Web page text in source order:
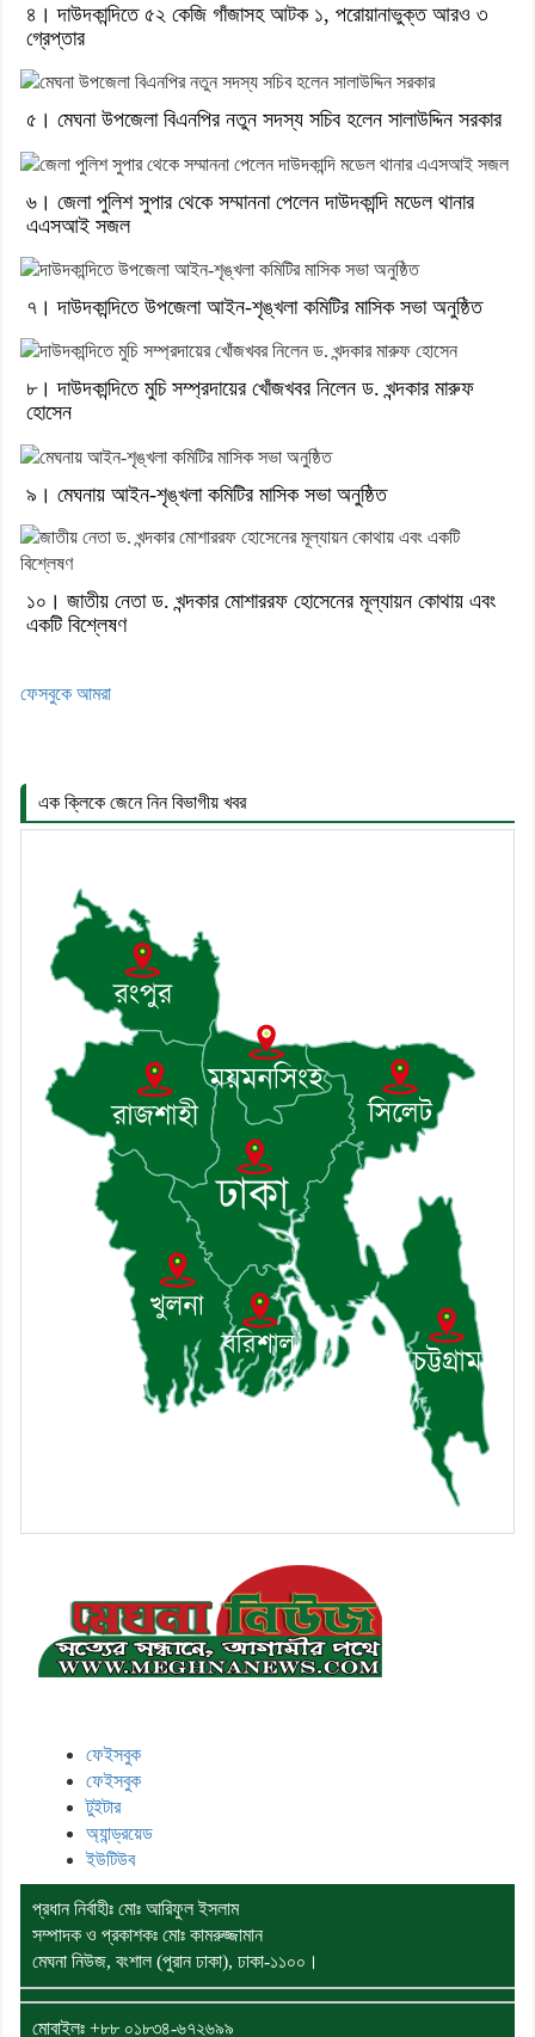
৪। দাউদকান্দিতে ৫২ কেজি গাঁজাসহ আটক ১, পরোয়ানাভুক্ত আরও ৩
গ্রেপ্তার
৫। মেঘনা উপজেলা বিএনপির নতুন সদস্য সচিব হলেন সালাউদ্দিন সরকার
৬। জেলা পুলিশ সুপার থেকে সম্মাননা পেলেন দাউদকান্দি মডেল থানার
এএসআই সজল
৭। দাউদকান্দিতে উপজেলা আইন-শৃঙ্খলা কমিটির মাসিক সভা অনুষ্ঠিত
৮। দাউদকান্দিতে মুচি সম্প্রদায়ের খোঁজখবর নিলেন ড. খন্দকার মারুফ
হোসেন
৯। মেঘনায় আইন-শৃঙ্খলা কমিটির মাসিক সভা অনুষ্ঠিত
১০। জাতীয় নেতা ড. খন্দকার মোশাররফ হোসেনের মূল্যায়ন কোথায় এবং
একটি বিশ্লেষণ
ফেসবুকে আমরা
এক ক্লিকে জেনে নিন বিভাগীয় খবর
ফেইসবুক
ফেইসবুক
টুইটার
অ্যান্ড্রয়েড
ইউটিউব
প্রধান নির্বাহীঃ মোঃ আরিফুল ইসলাম
সম্পাদক ও প্রকাশকঃ মোঃ কামরুজ্জামান
মেঘনা নিউজ, বংশাল (পুরান ঢাকা), ঢাকা-১১০০।
মোবাইলঃ +৮৮ ০১৮৩৪-৬৭২৬৯৯